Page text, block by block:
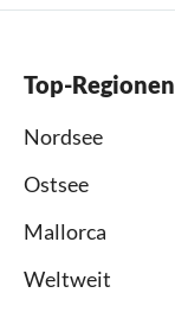
Top-Regionen
Nordsee
Ostsee
Mallorca
Weltweit